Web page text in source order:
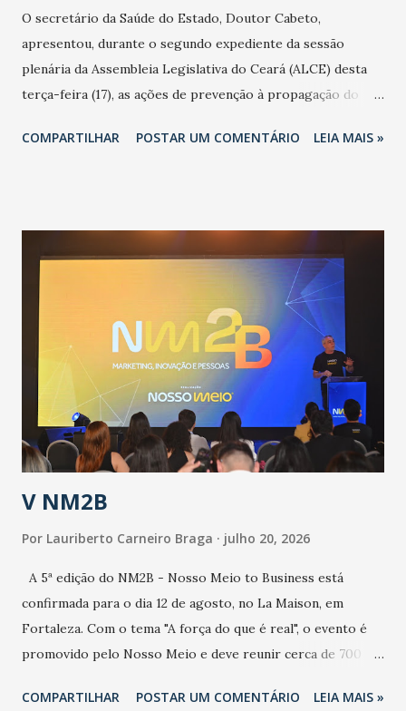
O secretário da Saúde do Estado, Doutor Cabeto,
apresentou, durante o segundo expediente da sessão
plenária da Assembleia Legislativa do Ceará (ALCE) desta
terça-feira (17), as ações de prevenção à propagação do
adotadas pelo Governo do Estado na contenção da
população suspeita e de cuidados com os ambientes
públicos e domiciliares. “Nós não estamos vivendo uma
epidemia comum, como temos em todos os anos, com
aumento de casos de dengue, influenza ou H1N1. Trata-se
de uma epidemia com um vírus diferente, com um poder de
contaminação maior que outros coronavírus”, apontou o
secretário. Segundo ele, é uma epidemia com chance de
contaminação alta, podendo gerar um grande risco à
população e ao sistema de saúde. “Precisamos saber fazer a
estratificação do risco da doença, para não so...
COMPARTILHAR POSTAR UM COMENTÁRIO LEIA MAIS »
V NM2B
Por Lauriberto Carneiro Braga julho 20, 2026
A 5ª edição do NM2B - Nosso Meio to Business está
confirmada para o dia 12 de agosto, no La Maison, em
Fortaleza. Com o tema "A força do que é real", o evento é
promovido pelo Nosso Meio e deve reunir cerca de 700
e lideranças do Mercado Nacional. Desde 2022, o NM2B
COMPARTILHAR POSTAR UM COMENTÁRIO LEIA MAIS »